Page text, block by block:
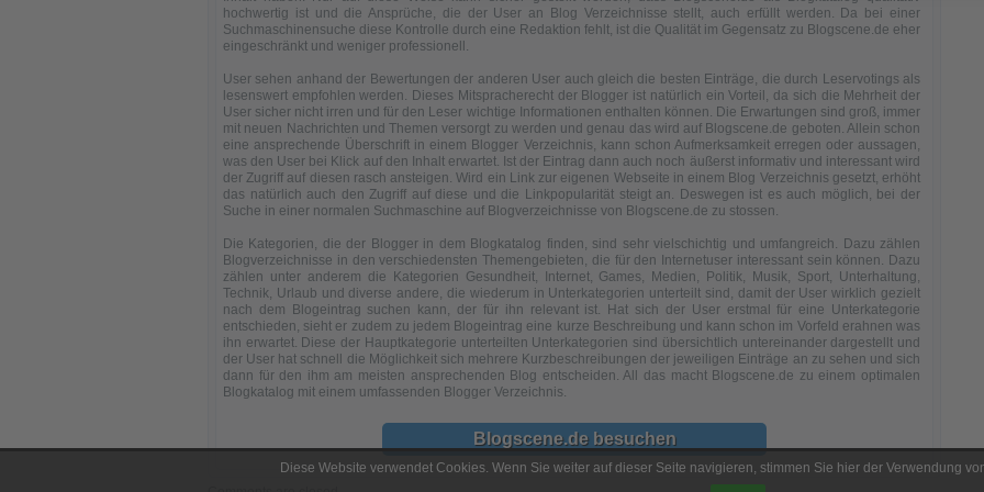
hochwertig ist und die Ansprüche, die der User an Blog Verzeichnisse stellt, auch erfüllt werden. Da bei einer
Suchmaschinensuche diese Kontrolle durch eine Redaktion fehlt, ist die Qualität im Gegensatz zu Blogscene.de eher
eingeschränkt und weniger professionell.
User sehen anhand der Bewertungen der anderen User auch gleich die besten Einträge, die durch Leservotings als
lesenswert empfohlen werden. Dieses Mitspracherecht der Blogger ist natürlich ein Vorteil, da sich die Mehrheit der
User sicher nicht irren und für den Leser wichtige Informationen enthalten können. Die Erwartungen sind groß, immer
mit neuen Nachrichten und Themen versorgt zu werden und genau das wird auf Blogscene.de geboten. Allein schon
eine ansprechende Überschrift in einem Blogger Verzeichnis, kann schon Aufmerksamkeit erregen oder aussagen,
was den User bei Klick auf den Inhalt erwartet. Ist der Eintrag dann auch noch äußerst informativ und interessant wird
der Zugriff auf diesen rasch ansteigen. Wird ein Link zur eigenen Webseite in einem Blog Verzeichnis gesetzt, erhöht
das natürlich auch den Zugriff auf diese und die Linkpopularität steigt an. Deswegen ist es auch möglich, bei der
Suche in einer normalen Suchmaschine auf Blogverzeichnisse von Blogscene.de zu stossen.
Die Kategorien, die der Blogger in dem Blogkatalog finden, sind sehr vielschichtig und umfangreich. Dazu zählen
Blogverzeichnisse in den verschiedensten Themengebieten, die für den Internetuser interessant sein können. Dazu
zählen unter anderem die Kategorien Gesundheit, Internet, Games, Medien, Politik, Musik, Sport, Unterhaltung,
Technik, Urlaub und diverse andere, die wiederum in Unterkategorien unterteilt sind, damit der User wirklich gezielt
nach dem Blogeintrag suchen kann, der für ihn relevant ist. Hat sich der User erstmal für eine Unterkategorie
entschieden, sieht er zudem zu jedem Blogeintrag eine kurze Beschreibung und kann schon im Vorfeld erahnen was
ihn erwartet. Diese der Hauptkategorie unterteilten Unterkategorien sind übersichtlich untereinander dargestellt und
der User hat schnell die Möglichkeit sich mehrere Kurzbeschreibungen der jeweiligen Einträge an zu sehen und sich
dann für den ihm am meisten ansprechenden Blog entscheiden. All das macht Blogscene.de zu einem optimalen
Blogkatalog mit einem umfassenden Blogger Verzeichnis.
Blogscene.de besuchen
Diese Website verwendet Cookies. Wenn Sie weiter auf dieser Seite navigieren, stimmen Sie hier der Verwendung